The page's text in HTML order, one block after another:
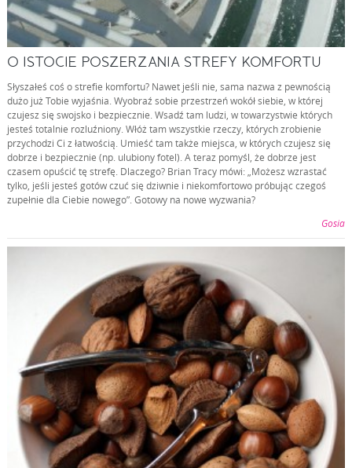
O ISTOCIE POSZERZANIA STREFY KOMFORTU
Słyszałeś coś o strefie komfortu? Nawet jeśli nie, sama nazwa z pewnością
dużo już Tobie wyjaśnia. Wyobraź sobie przestrzeń wokół siebie, w której
czujesz się swojsko i bezpiecznie. Wsadź tam ludzi, w towarzystwie których
jesteś totalnie rozluźniony. Włóż tam wszystkie rzeczy, których zrobienie
przychodzi Ci z łatwością. Umieść tam także miejsca, w których czujesz się
dobrze i bezpiecznie (np. ulubiony fotel). A teraz pomyśl, że dobrze jest
czasem opuścić tę strefę. Dlaczego? Brian Tracy mówi: „Możesz wzrastać
tylko, jeśli jesteś gotów czuć się dziwnie i niekomfortowo próbując czegoś
zupełnie dla Ciebie nowego”. Gotowy na nowe wyzwania?
Gosia